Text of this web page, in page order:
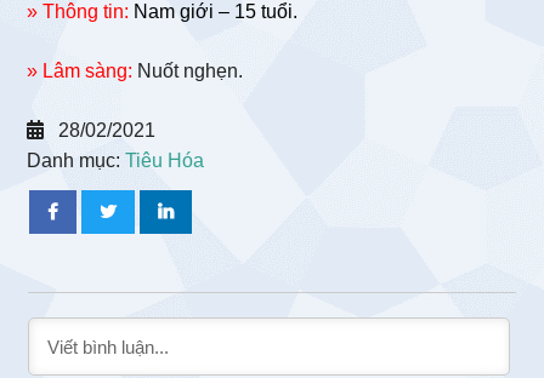
» Thông tin: Nam giới – 15 tuổi.
» Lâm sàng: Nuốt nghẹn.
28/02/2021
Danh mục:Tiêu Hóa